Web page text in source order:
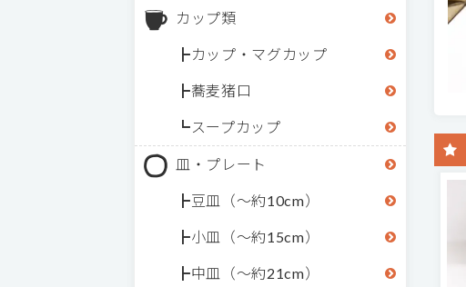
カップ類
カップ・マグカップ
蕎麦猪口
スープカップ
皿・プレート
豆皿（～約10cm）
小皿（～約15cm）
中皿（～約21cm）